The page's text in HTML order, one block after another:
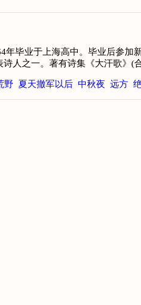
年毕业于上海高中。毕业后参
人之一。著有诗集《大汗歌》(
野 夏天撤军以后 中秋夜 远方